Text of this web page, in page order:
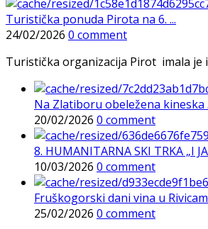
Turistička ponuda Pirota na 6. ...
24/02/2026 0 comment
Turistička organizacija Pirot imala je
Na Zlatiboru obeležena kineska
20/02/2026 0 comment
8. HUMANITARNA SKI TRKA „I JA
10/03/2026 0 comment
Fruškogorski dani vina u
25/02/2026 0 comment